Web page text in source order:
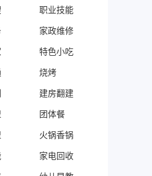
职业技能
家政维修
特色小吃
烧烤
建房翻建
团体餐
火锅香锅
家电回收